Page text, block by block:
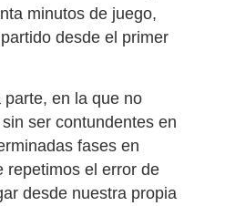
minutos de juego,
desde el primer
en la que no
ser contundentes en
fases en
repetimos el error de
desde nuestra propia